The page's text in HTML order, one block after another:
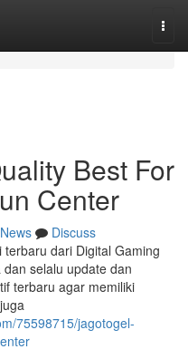
Best For
Center
News
Discuss
dari Digital Gaming
selalu update dan
terbaru agar memiliki
75598715/jagotogel-